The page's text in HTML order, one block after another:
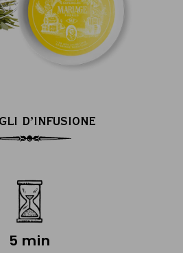
D’INFUSIONE
5 min